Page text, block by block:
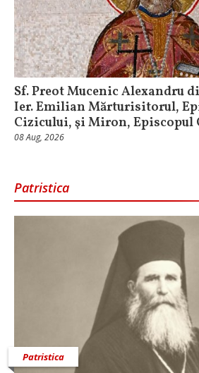
Sf. Preot Mucenic Alexandru
Ier. Emilian Mărturisitorul,
Cizicului, şi Miron, Episcopul
08 Aug, 2026
Patristica
Patristica